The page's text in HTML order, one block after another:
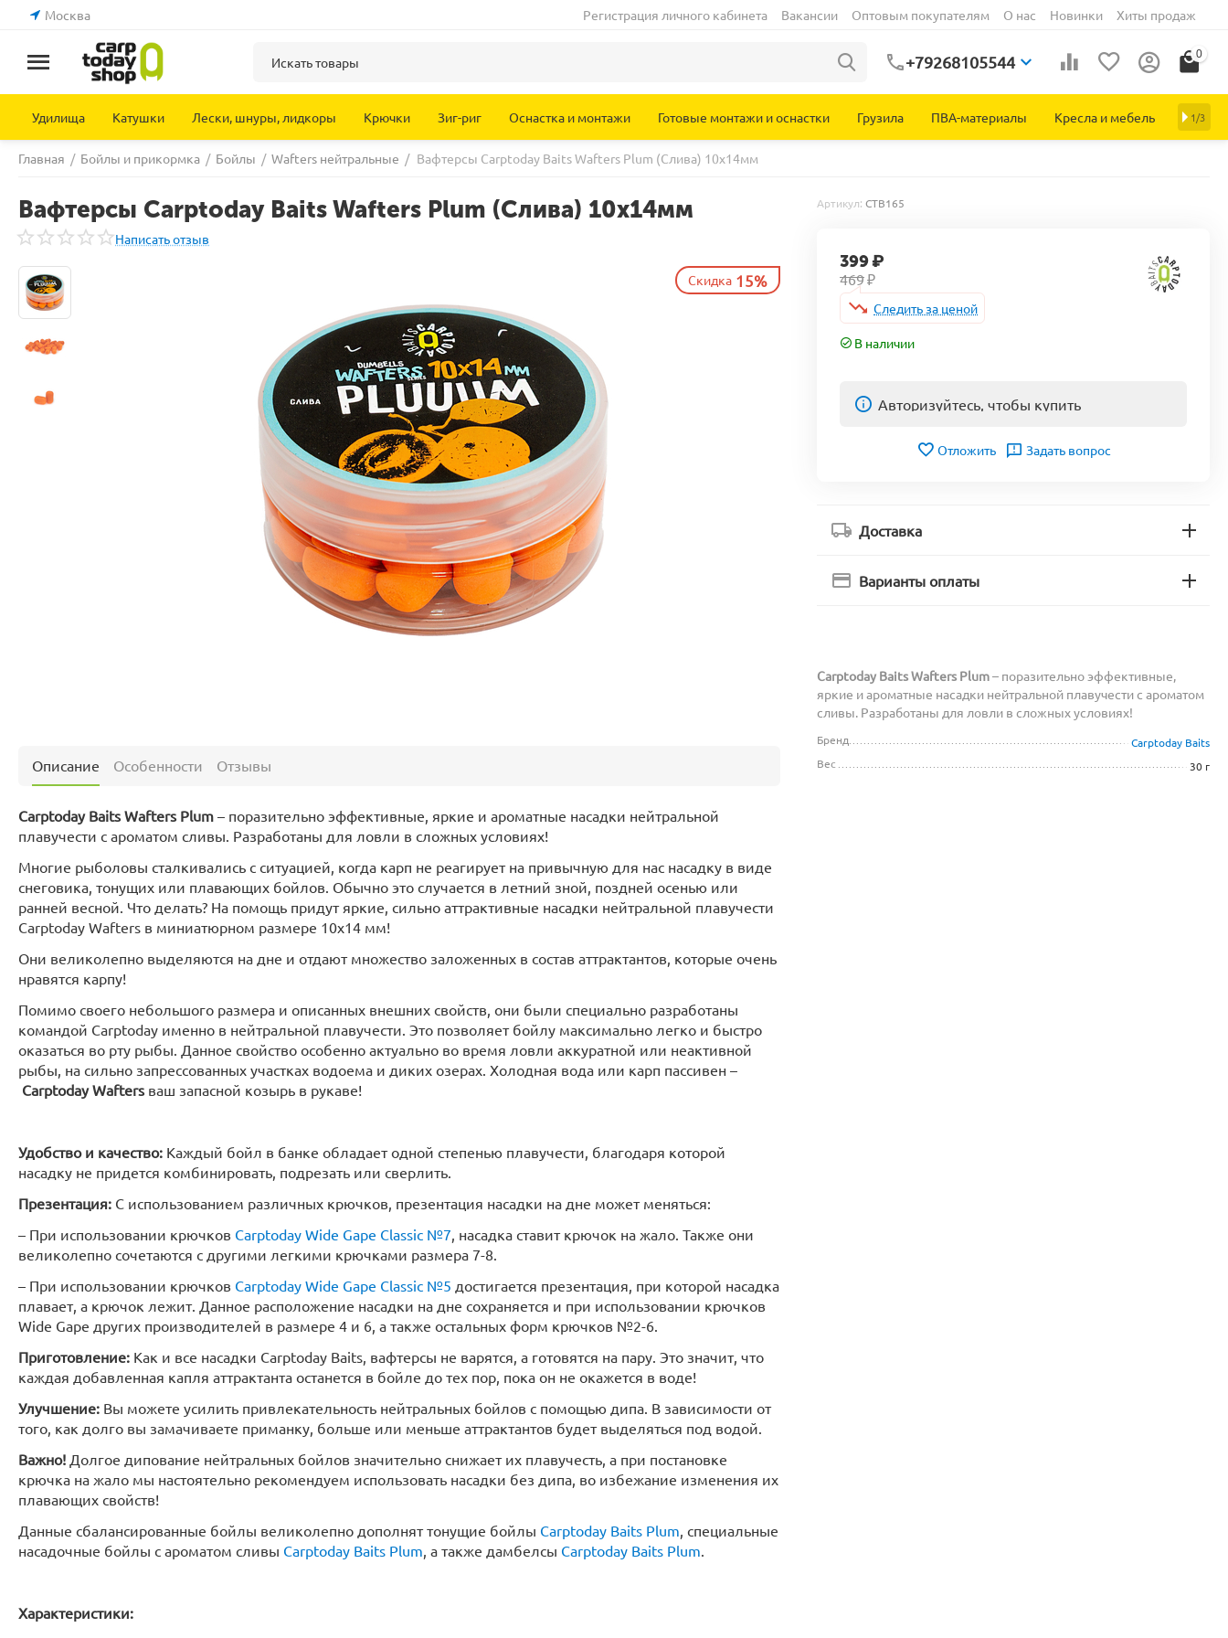
Москва Регистрация личного кабинета Вакансии Оптовым покупателям О нас Новинки Хиты продаж
+79268105544 0
Удилища Катушки Лески, шнуры, лидкоры Крючки Зиг-риг Оснастка и монтажи Готовые монтажи и оснастки Грузила ПВА-материалы Кресла и мебель 1/3
Главная / Бойлы и прикормка / Бойлы / Wafters нейтральные / Вафтерсы Carptoday Baits Wafters Plum (Слива) 10х14мм
Вафтерсы Carptoday Baits Wafters Plum (Слива) 10х14мм
Написать отзыв
Артикул: CTB165
399₽
469₽
Следить за ценой
В наличии
Авторизуйтесь, чтобы купить
Отложить Задать вопрос
Доставка
Варианты оплаты
Carptoday Baits Wafters Plum– поразительно эффективные,
яркие и ароматные насадки нейтральной плавучести c ароматом
сливы. Разработаны для ловли в сложных условиях!
Бренд
Carptoday Baits
Вес
30 г
Описание Особенности Отзывы
Carptoday Baits Wafters Plum – поразительно эффективные, яркие и ароматные насадки нейтральной
плавучести c ароматом сливы. Разработаны для ловли в сложных условиях!
Многие рыболовы сталкивались с ситуацией, когда карп не реагирует на привычную для нас насадку в виде
снеговика, тонущих или плавающих бойлов. Обычно это случается в летний зной, поздней осенью или
ранней весной. Что делать? На помощь придут яркие, сильно аттрактивные насадки нейтральной плавучести
Carptoday Wafters в миниатюрном размере 10х14 мм!
Они великолепно выделяются на дне и отдают множество заложенных в состав аттрактантов, которые очень
нравятся карпу!
Помимо своего небольшого размера и описанных внешних свойств, они были специально разработаны
командой Carptoday именно в нейтральной плавучести. Это позволяет бойлу максимально легко и быстро
оказаться во рту рыбы. Данное свойство особенно актуально во время ловли аккуратной или неактивной
рыбы, на сильно запрессованных участках водоема и диких озерах. Холодная вода или карп пассивен –
Carptoday Wafters ваш запасной козырь в рукаве!
Удобство и качество: Каждый бойл в банке обладает одной степенью плавучести, благодаря которой
насадку не придется комбинировать, подрезать или сверлить.
Презентация: С использованием различных крючков, презентация насадки на дне может меняться:
– При использовании крючков Carptoday Wide Gape Classic №7, насадка ставит крючок на жало. Также они
великолепно сочетаются с другими легкими крючками размера 7-8.
– При использовании крючков Carptoday Wide Gape Classic №5 достигается презентация, при которой насадка
плавает, а крючок лежит. Данное расположение насадки на дне сохраняется и при использовании крючков
Wide Gape других производителей в размере 4 и 6, а также остальных форм крючков №2-6.
Приготовление: Как и все насадки Carptoday Baits, вафтерсы не варятся, а готовятся на пару. Это значит, что
каждая добавленная капля аттрактанта останется в бойле до тех пор, пока он не окажется в воде!
Улучшение: Вы можете усилить привлекательность нейтральных бойлов с помощью дипа. В зависимости от
того, как долго вы замачиваете приманку, больше или меньше аттрактантов будет выделяться под водой.
Важно! Долгое дипование нейтральных бойлов значительно снижает их плавучесть, а при постановке
крючка на жало мы настоятельно рекомендуем использовать насадки без дипа, во избежание изменения их
плавающих свойств!
Данные сбалансированные бойлы великолепно дополнят тонущие бойлы Carptoday Baits Plum, специальные
насадочные бойлы с ароматом сливы Carptoday Baits Plum, а также дамбелсы Carptoday Baits Plum.
Характеристики: